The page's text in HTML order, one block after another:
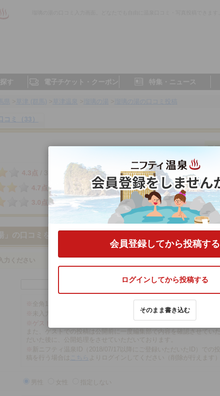
す 電子チケット・クーポン 特集・ニュース
コミ（33）
4.3点 / 群馬県／草津 (群馬)
4.7点
3.4点
3.0点
- 点
」 の口コミをする
※ 全角16文字以内
※
※ゲストでの投稿は、再編集や削除ができませんので注意ください。
また、ゲストでの投稿は公開前に一度編集部で内容を確認させていた
だいた後に、公開処理をさせていただいております。
※ 新ニフティ温泉ID（2018/07/17以降にご登録いただいたID）での投
稿を行う場合は
こちら よりログインしてください（削除が行えます）
男性 女性 指定しない
会員登録してから投稿する
ログインしてから投稿する
そのまま書き込む